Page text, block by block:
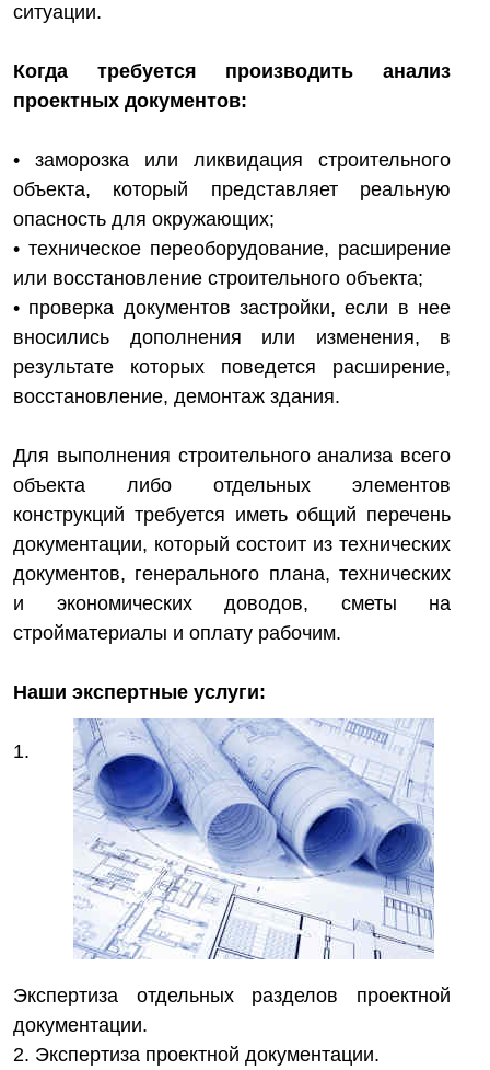
ситуации.
Когда требуется производить анализ
проектных документов:
• заморозка или ликвидация строительного
объекта, который представляет реальную
опасность для окружающих;
• техническое переоборудование, расширение
или восстановление строительного объекта;
• проверка документов застройки, если в нее
вносились дополнения или изменения, в
результате которых поведется расширение,
восстановление, демонтаж здания.
Для выполнения строительного анализа всего
объекта либо отдельных элементов
конструкций требуется иметь общий перечень
документации, который состоит из технических
документов, генерального плана, технических
и экономических доводов, сметы на
стройматериалы и оплату рабочим.
Наши экспертные услуги:
1.
Экспертиза отдельных разделов проектной
документации.
2. Экспертиза проектной документации.